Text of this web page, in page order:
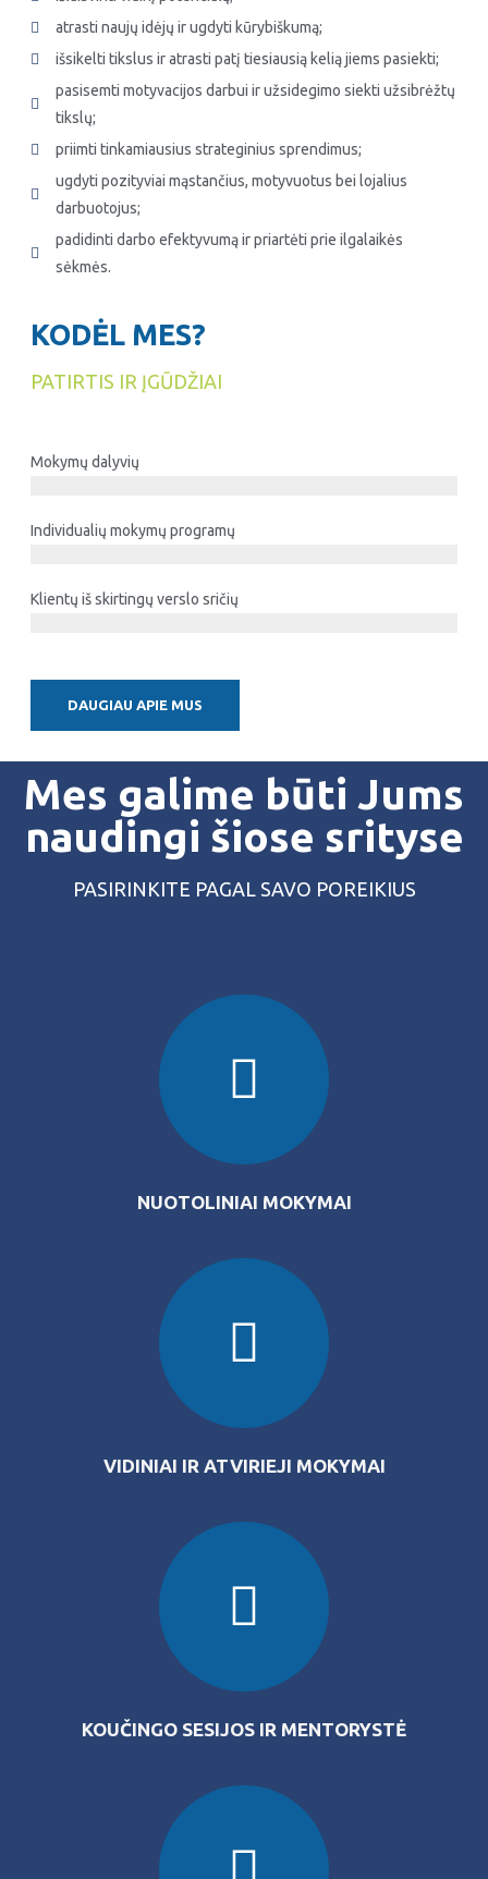
atrasti naujų idėjų ir ugdyti kūrybiškumą;
išsikelti tikslus ir atrasti patį tiesiausią kelią jiems pasiekti;
pasisemti motyvacijos darbui ir užsidegimo siekti užsibrėžtų
tikslų;
priimti tinkamiausius strateginius sprendimus;
ugdyti pozityviai mąstančius, motyvuotus bei lojalius
darbuotojus;
padidinti darbo efektyvumą ir priartėti prie ilgalaikės
sėkmės.
KODĖL MES?
PATIRTIS IR ĮGŪDŽIAI
Mokymų dalyvių
Individualių mokymų programų
Klientų iš skirtingų verslo sričių
DAUGIAU APIE MUS
Mes galime būti Jums
naudingi šiose srityse
PASIRINKITE PAGAL SAVO POREIKIUS
NUOTOLINIAI MOKYMAI
VIDINIAI IR ATVIRIEJI MOKYMAI
KOUČINGO SESIJOS IR MENTORYSTĖ